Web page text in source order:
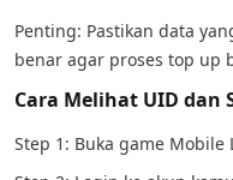
Penting: Pastikan data
benar agar proses top up
Cara Melihat UID dan
Step 1: Buka game Mobile